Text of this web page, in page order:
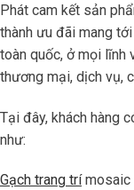
Phát cam kết sản
thành ưu đãi mang
toàn quốc, ở mọi lĩnh
thương mại, dịch vụ,
Tại đây, khách hàng
như:
Gạch trang trímosaic